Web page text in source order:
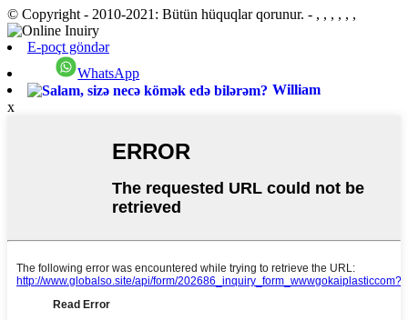
© Copyright - 2010-2021: Bütün hüquqlar qorunur. - , , , , , ,
E-poçt göndər
WhatsApp
William
x